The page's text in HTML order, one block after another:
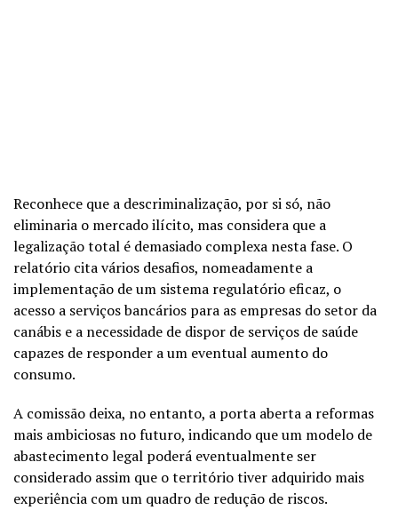
Reconhece que a descriminalização, por si só, não
eliminaria o mercado ilícito, mas considera que a
legalização total é demasiado complexa nesta fase. O
relatório cita vários desafios, nomeadamente a
implementação de um sistema regulatório eficaz, o
acesso a serviços bancários para as empresas do setor da
canábis e a necessidade de dispor de serviços de saúde
capazes de responder a um eventual aumento do
consumo.
A comissão deixa, no entanto, a porta aberta a reformas
mais ambiciosas no futuro, indicando que um modelo de
abastecimento legal poderá eventualmente ser
considerado assim que o território tiver adquirido mais
experiência com um quadro de redução de riscos.